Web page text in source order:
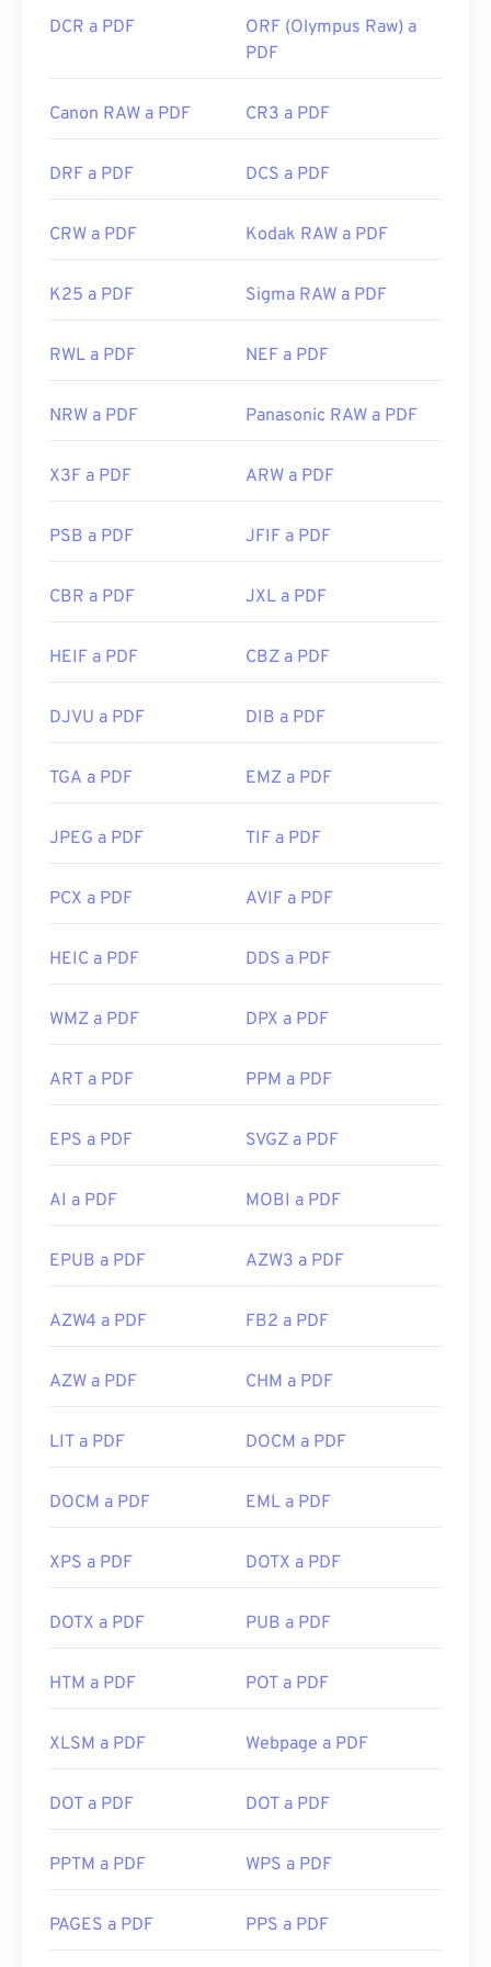
DCR a PDF
ORF (Olympus Raw) a
PDF
Canon RAW a PDF CR3 a PDF
DRF a PDF DCS a PDF
CRW a PDF Kodak RAW a PDF
K25 a PDF Sigma RAW a PDF
RWL a PDF NEF a PDF
NRW a PDF Panasonic RAW a PDF
X3F a PDF ARW a PDF
PSB a PDF JFIF a PDF
CBR a PDF JXL a PDF
HEIF a PDF CBZ a PDF
DJVU a PDF DIB a PDF
TGA a PDF EMZ a PDF
JPEG a PDF TIF a PDF
PCX a PDF AVIF a PDF
HEIC a PDF DDS a PDF
WMZ a PDF DPX a PDF
ART a PDF PPM a PDF
EPS a PDF SVGZ a PDF
AI a PDF MOBI a PDF
EPUB a PDF AZW3 a PDF
AZW4 a PDF FB2 a PDF
AZW a PDF CHM a PDF
LIT a PDF DOCM a PDF
DOCM a PDF EML a PDF
XPS a PDF DOTX a PDF
DOTX a PDF PUB a PDF
HTM a PDF POT a PDF
XLSM a PDF Webpage a PDF
DOT a PDF DOT a PDF
PPTM a PDF WPS a PDF
PAGES a PDF PPS a PDF